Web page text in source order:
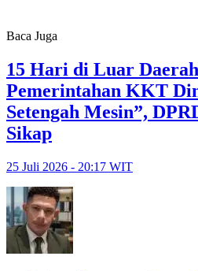
Baca Juga
15 Hari di Luar
Pemerintahan KKT
Setengah Mesin”,
Sikap
25 Juli 2026 - 20:17 WIT